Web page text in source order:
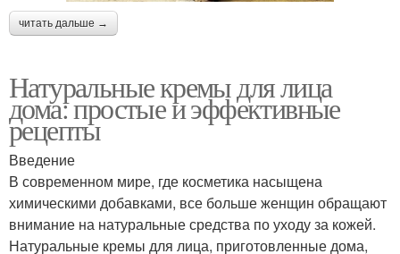
читать дальше →
Натуральные кремы для лица
дома: простые и эффективные
рецепты
Введение
В современном мире, где косметика насыщена
химическими добавками, все больше женщин обращают
внимание на натуральные средства по уходу за кожей.
Натуральные кремы для лица, приготовленные дома,